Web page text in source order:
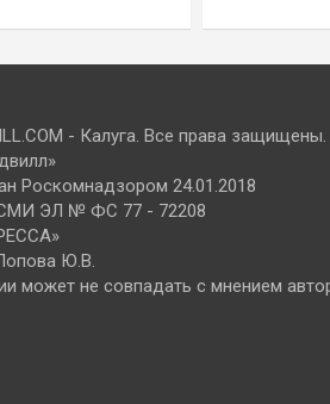
- Калуга. Все права защищены.
Роскомнадзором 24.01.2018
СМИ ЭЛ № ФС 77 - 72208
Ю.В.
может не совпадать с мнением